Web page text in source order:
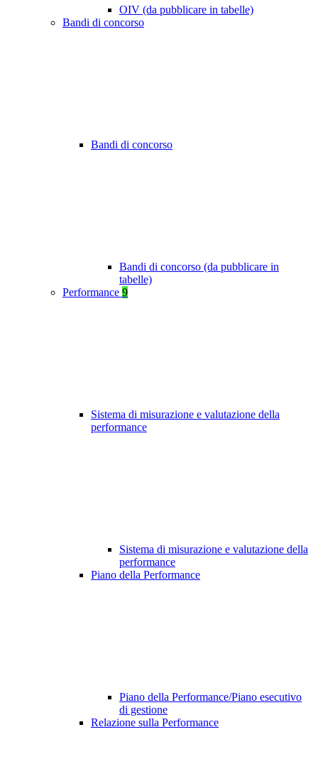
OIV (da pubblicare in tabelle)
Bandi di concorso
Bandi di concorso
Bandi di concorso (da pubblicare in
tabelle)
Performance 9
Sistema di misurazione e valutazione della
performance
Sistema di misurazione e valutazione della
performance
Piano della Performance
Piano della Performance/Piano esecutivo
di gestione
Relazione sulla Performance